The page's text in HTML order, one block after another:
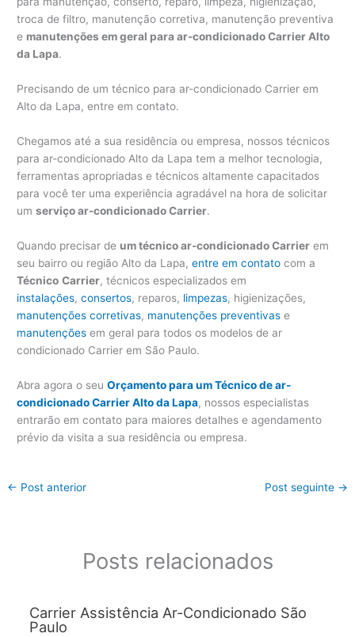
troca de filtro, manutenção corretiva, manutenção preventiva
e manutenções em geral para ar-condicionado Carrier Alto
da Lapa.
Precisando de um técnico para ar-condicionado Carrier em
Alto da Lapa, entre em contato.
Chegamos até a sua residência ou empresa, nossos técnicos
para ar-condicionado Alto da Lapa tem a melhor tecnologia,
ferramentas apropriadas e técnicos altamente capacitados
para você ter uma experiência agradável na hora de solicitar
umserviço ar-condicionado Carrier.
Quando precisar de um técnico ar-condicionado Carrier em
seu bairro ou região Alto da Lapa,entre em contato com a
Técnico Carrier, técnicos especializados em
instalações,consertos, reparos, limpezas, higienizações,
manutenções corretivas, manutenções preventivas e
manutenções em geral para todos os modelos de ar
condicionado Carrier em São Paulo.
Abra agora o seuOrçamento para um Técnico de ar-
condicionado Carrier Alto da Lapa, nossos especialistas
entrarão em contato para maiores detalhes e agendamento
prévio da visita a sua residência ou empresa.
← Post anterior Post seguinte →
Posts relacionados
Carrier Assistência Ar-Condicionado São
Paulo